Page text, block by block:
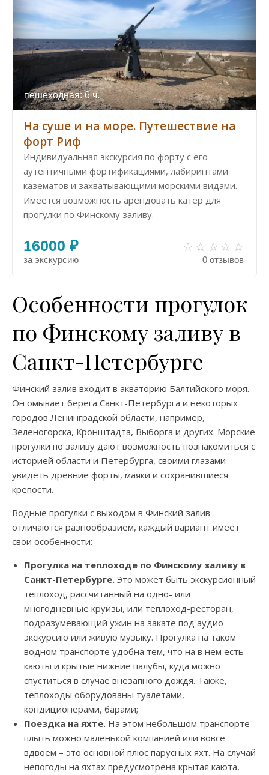
пешеходная: 6 ч.
На суше и на море. Путешествие на
форт Риф
Индивидуальная экскурсия по форту с его
аутентичными фортификациями, лабиринтами
казематов и захватывающими морскими видами.
Имеется возможность арендовать катер для
прогулки по Финскому заливу.
16000 ₽
за экскурсию 0 отзывов
Особенности прогулок
по Финскому заливу в
Санкт-Петербурге
Финский залив входит в акваторию Балтийского моря.
Он омывает берега Санкт-Петербурга и некоторых
городов Ленинградской области, например,
Зеленогорска, Кронштадта, Выборга и других. Морские
прогулки по заливу дают возможность познакомиться с
историей области и Петербурга, своими глазами
увидеть древние форты, маяки и сохранившиеся
крепости.
Водные прогулки с выходом в Финский залив
отличаются разнообразием, каждый вариант имеет
свои особенности:
Прогулка на теплоходе по Финскому заливу в
Санкт-Петербурге. Это может быть экскурсионный
теплоход, рассчитанный на одно- или
многодневные круизы, или теплоход-ресторан,
подразумевающий ужин на закате под аудио-
экскурсию или живую музыку. Прогулка на таком
водном транспорте удобна тем, что на в нем есть
каюты и крытые нижние палубы, куда можно
спуститься в случае внезапного дождя. Также,
теплоходы оборудованы туалетами,
кондиционерами, барами;
Поездка на яхте. На этом небольшом транспорте
плыть можно маленькой компанией или вовсе
вдвоем – это основной плюс парусных яхт. На случай
непогоды на яхтах предусмотрена крытая каюта,